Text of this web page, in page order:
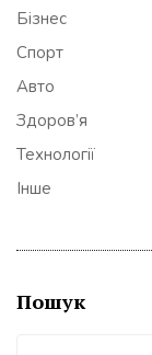
Бізнес
Спорт
Авто
Здоров’я
Технології
Інше
Пошук